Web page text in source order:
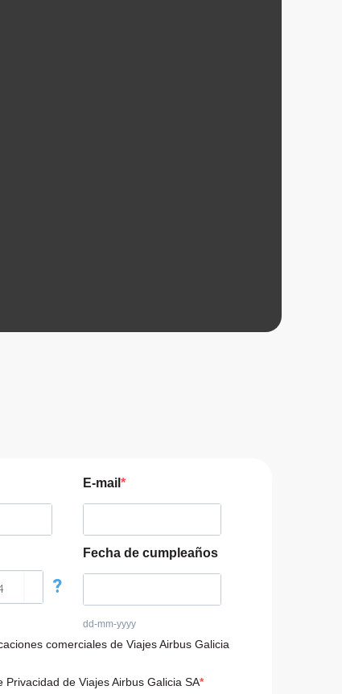
E-mail
?
Fecha de cumpleaños
dd-mm-yyyy
comerciales de Viajes Airbus Galicia
de Viajes Airbus Galicia SA